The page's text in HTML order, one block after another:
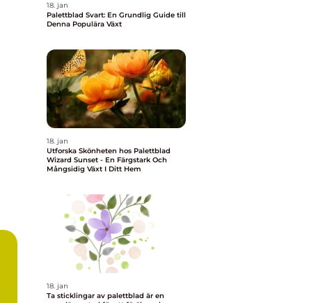
18. jan
Palettblad Svart: En Grundlig Guide till
Denna Populära Växt
18. jan
Utforska Skönheten hos Palettblad
Wizard Sunset - En Färgstark Och
Mångsidig Växt I Ditt Hem
18. jan
Ta sticklingar av palettblad är en